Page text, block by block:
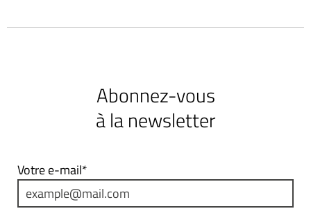
Abonnez-vous
à la newsletter
Votre e-mail*